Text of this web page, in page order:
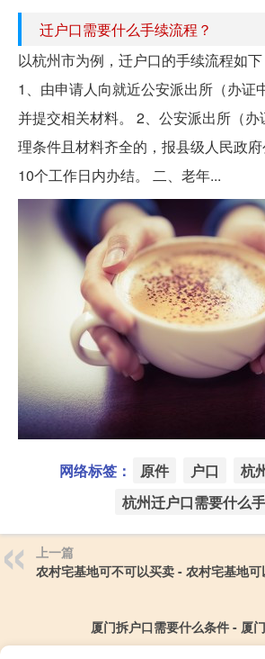
迁户口需要什么手续流程？
以杭州市为例，迁户口的手续流程如
1、由申请人向就近公安派出所（办证
并提交相关材料。 2、公安派出所（
理条件且材料齐全的，报县级人民政府
10个工作日内办结。 二、老年...
网络标签： 原件 户口 杭
杭州迁户口需要什么
上一篇
农村宅基地可不可以买卖 - 农村宅基地
厦门拆户口需要什么条件 - 厦